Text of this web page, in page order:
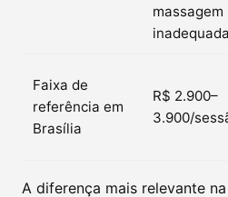
massagem
inadequada
Faixa de
referência em
Brasília
R$ 2.900–
3.900/
A diferença mais relevante